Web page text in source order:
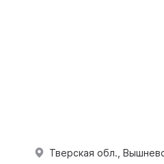
Тверская обл.,